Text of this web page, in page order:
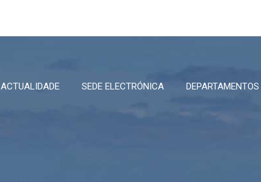
ACTUALIDADE SEDE ELECTRÓNICA DEPARTAMENTOS